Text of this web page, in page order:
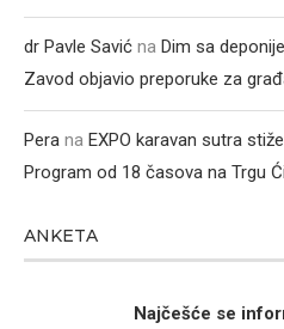
dr Pavle Savić na Dim sa
Zavod objavio preporuke za
Pera na EXPO karavan sutra
Program od 18 časova na Trgu
ANKETA
Najčešće se